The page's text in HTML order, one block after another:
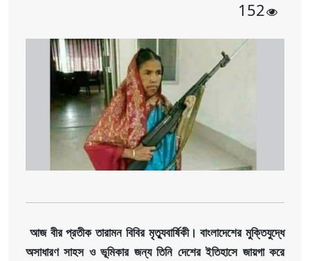
152
আজ বীর প্রতীক তারামন বিবির মৃত্যুবার্ষিকী। বাংলাদেশের মুক্তিযুদ্ধে
অসাধারণ সাহস ও ভূমিকার জন্য তিনি দেশের ইতিহাসে জায়গা করে